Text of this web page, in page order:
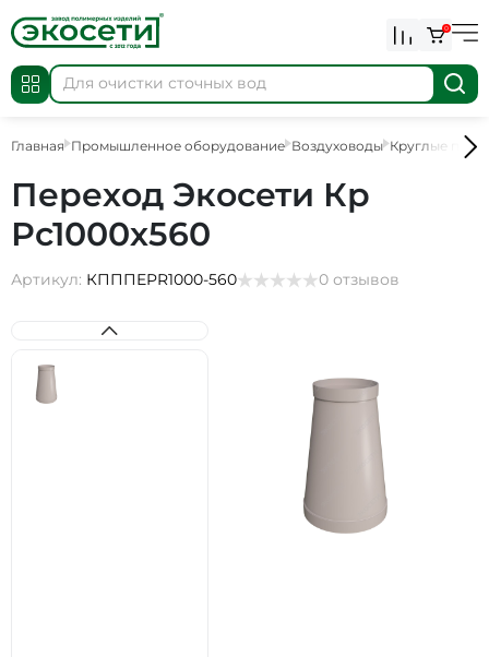
0
Главная Промышленное оборудование Воздуховоды Круглые
Переход Экосети Кр
Рс1000х560
Артикул: КПППEPR1000-560 0 отзывов